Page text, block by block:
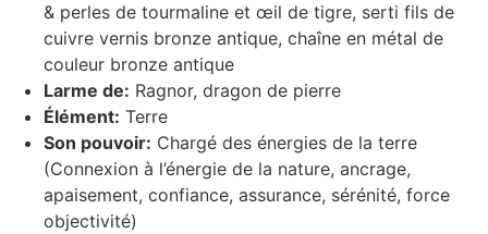
& perles de tourmaline et œil de tigre, serti fils de
cuivre vernis bronze antique, chaîne en métal de
couleur bronze antique
Larme de: Ragnor, dragon de pierre
Élément: Terre
Son pouvoir: Chargé des énergies de la terre
(Connexion à l’énergie de la nature, ancrage,
apaisement, confiance, assurance, sérénité, force
objectivité)